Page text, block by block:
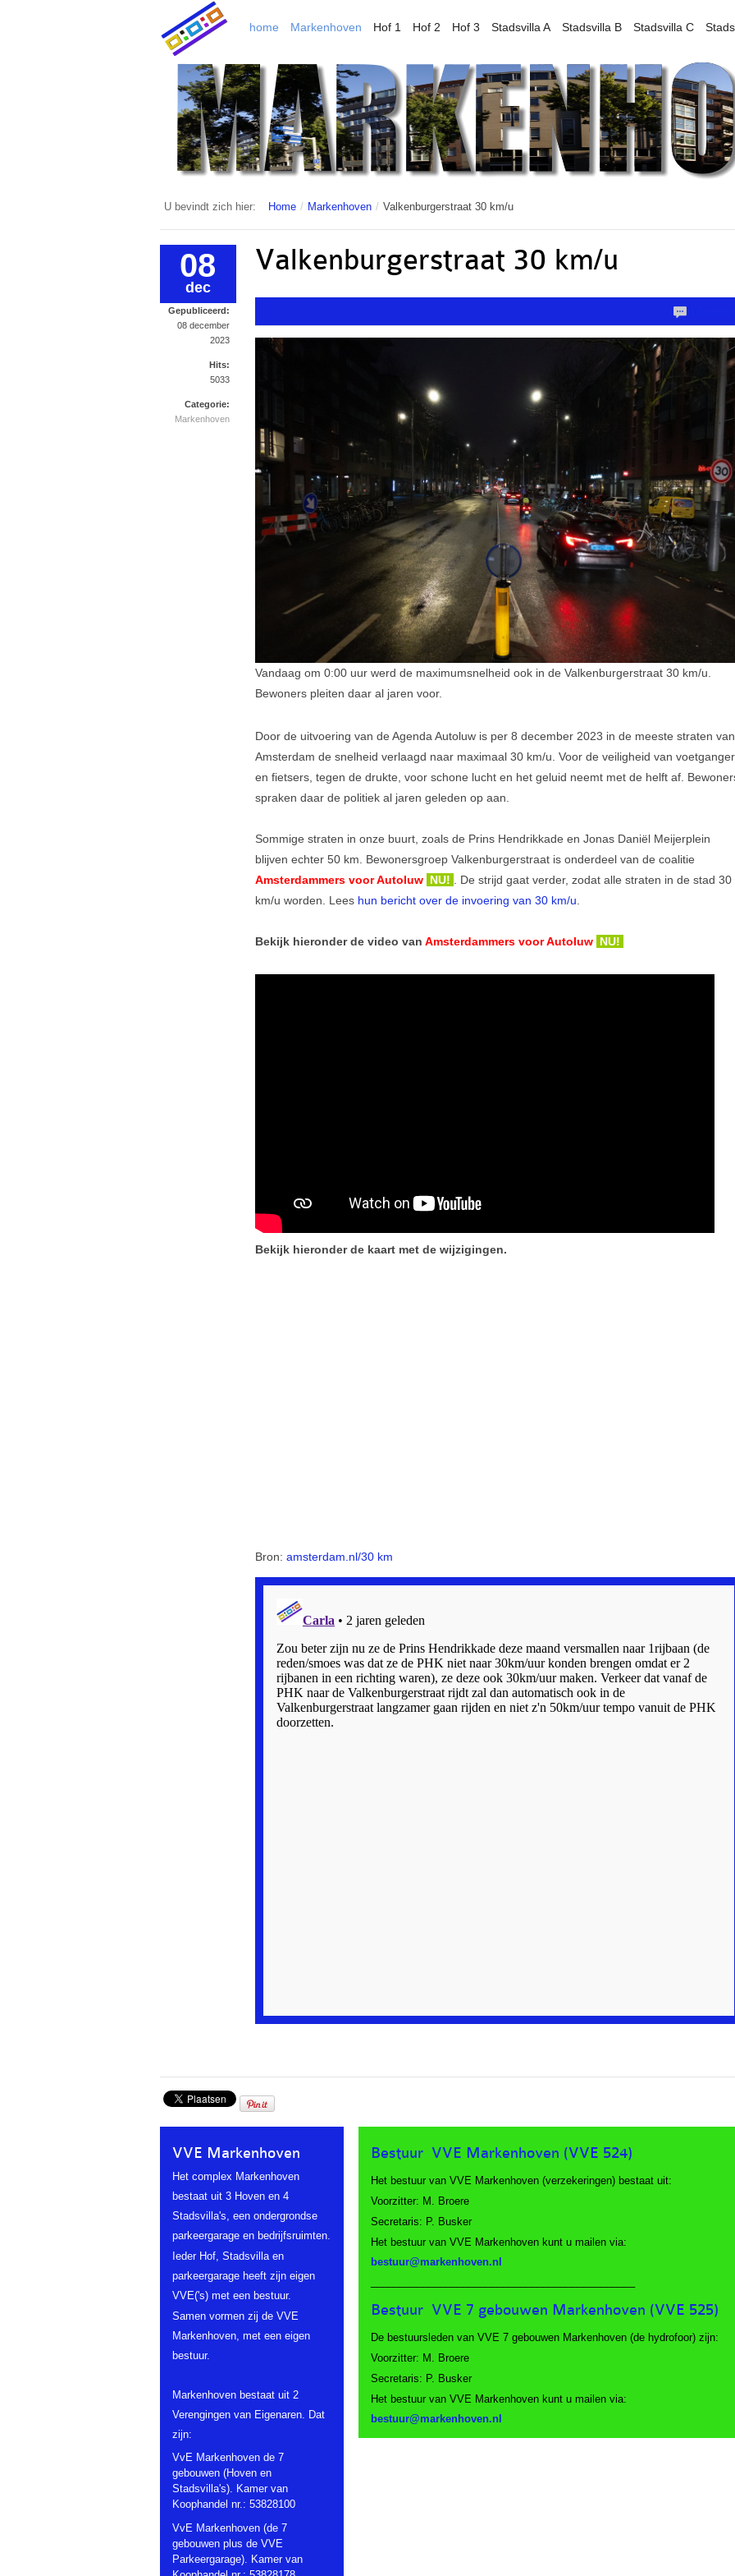
home Markenhoven Hof 1 Hof 2 Hof 3 Stadsvilla A Stadsvilla B Stadsvilla C
U bevindt zich hier: Home / Markenhoven / Valkenburgerstraat 30 km/u
08
dec
Gepubliceerd:
08 december
2023
Hits:
5033
Categorie:
Markenhoven
Valkenburgerstraat 30 km/u
Vandaag om 0:00 uur werd de maximumsnelheid ook in de Valkenburgerstraat 30 km/u.
Bewoners pleiten daar al jaren voor.
Door de uitvoering van de Agenda Autoluw is per 8 december 2023 in de meeste straten van
Amsterdam de snelheid verlaagd naar maximaal 30 km/u. Voor de veiligheid van
en fietsers, tegen de drukte, voor schone lucht en het geluid neemt met de helft af.
spraken daar de politiek al jaren geleden op aan.
Sommige straten in onze buurt, zoals de Prins Hendrikkade en Jonas Daniël Meijerplein
blijven echter 50 km. Bewonersgroep Valkenburgerstraat is onderdeel van de coalitie
Amsterdammers voor Autoluw NU!
. De strijd gaat verder, zodat alle straten in de stad 30
km/u worden. Lees hun bericht over de invoering van 30 km/u
Bekijk hieronder de video van Amsterdammers voor Autoluw NU!
Bekijk hieronder de kaart met de wijzigingen.
Bron: amsterdam.nl/30 km
VVE Markenhoven
Het complex Markenhoven
bestaat uit 3 Hoven en 4
Stadsvilla's, een ondergrondse
parkeergarage en bedrijfsruimten.
Ieder Hof, Stadsvilla en
parkeergarage heeft zijn eigen
VVE('s) met een bestuur.
Samen vormen zij de VVE
Markenhoven, met een eigen
bestuur.
Markenhoven bestaat uit 2
Verengingen van Eigenaren. Dat
zijn:
VvE Markenhoven de 7
gebouwen (Hoven en
Stadsvilla's). Kamer van
Koophandel nr.: 53828100
VvE Markenhoven (de 7
gebouwen plus de VVE
Parkeergarage). Kamer van
Bestuur VVE Markenhoven (VVE 524)
Het bestuur van VVE Markenhoven (verzekeringen) bestaat uit:
Voorzitter: M. Broere
Secretaris: P. Busker
Het bestuur van VVE Markenhoven kunt u mailen via:
Bestuur VVE 7 gebouwen Markenhoven (VVE 525)
De bestuursleden van VVE 7 gebouwen Markenhoven (de hydrofoor) zijn:
Voorzitter: M. Broere
Secretaris: P. Busker
Het bestuur van VVE Markenhoven kunt u mailen via: